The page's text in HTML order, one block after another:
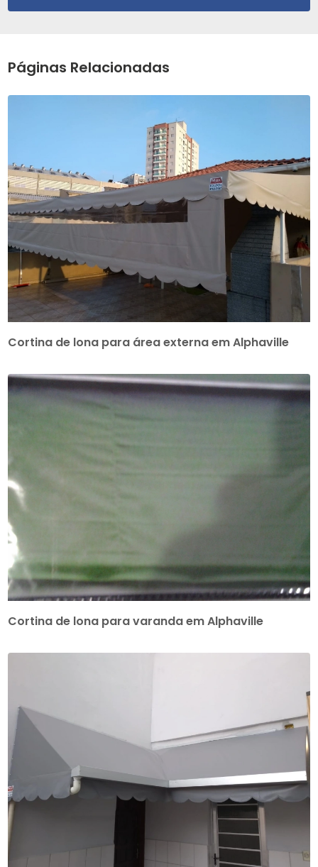
Páginas Relacionadas
Cortina de lona para área externa em Alphaville
Cortina de lona para varanda em Alphaville